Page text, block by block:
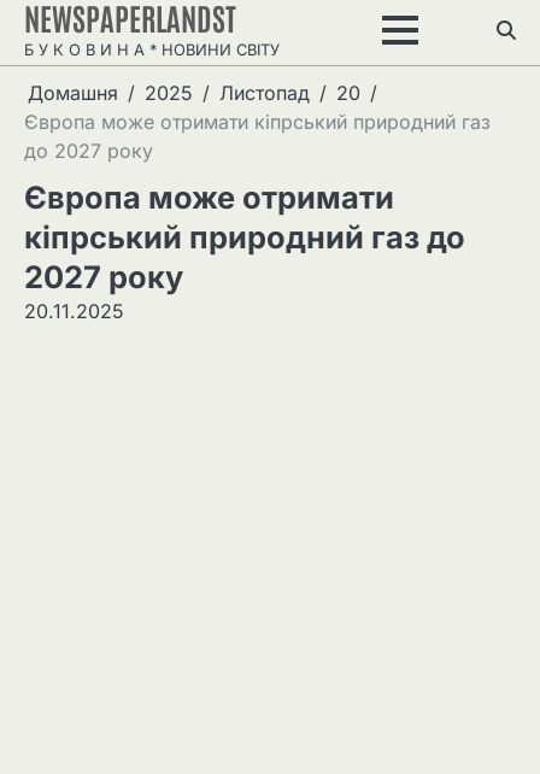
Перейти
вмісту
NEWSPAPERLANDST
Б У К О В И Н А * НОВИНИ СВІТУ
Домашня 2025 Листопад
20
Європа може отримати кіпрський природний газ
до 2027 року
Європа може отримати
кіпрський природний газ до
2027 року
20.11.2025